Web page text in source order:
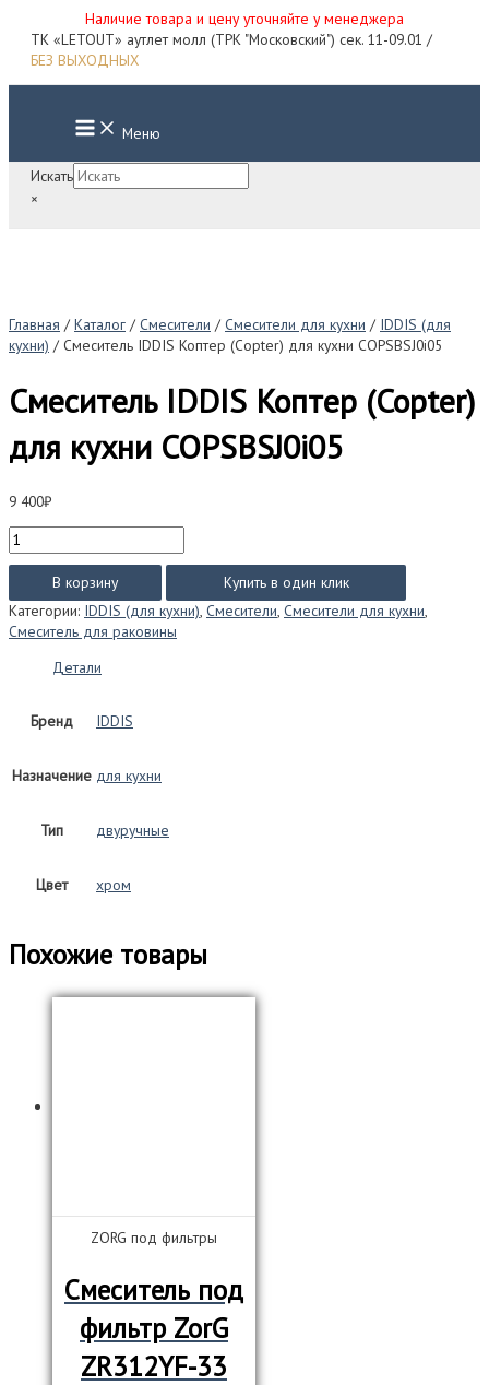
Наличие товара и цену уточняйте у менеджера
Перейти
ТК «LETOUT» аутлет молл (ТРК "Московский") сек. 11-09.01 /
БЕЗ ВЫХОДНЫХ
Main
Menu Меню
Искать
×
Главная / Каталог / Смесители / Смесители для кухни / IDDIS (для
кухни) / Смеситель IDDIS Коптер (Copter) для кухни COPSBSJ0i05
Смеситель IDDIS Коптер (Copter)
для кухни COPSBSJ0i05
9 400₽
Количество
товара
Смеситель
IDDIS
Коптер
(Copter)
В корзину
Купить в один клик
Категории: IDDIS (для кухни), Смесители, Смесители для кухни,
Смеситель для раковины
Детали
Бренд IDDIS
Назначение для кухни
Тип двуручные
Цвет хром
Похожие товары
ZORG под фильтры
Смеситель под
фильтр ZorG
ZR312YF-33